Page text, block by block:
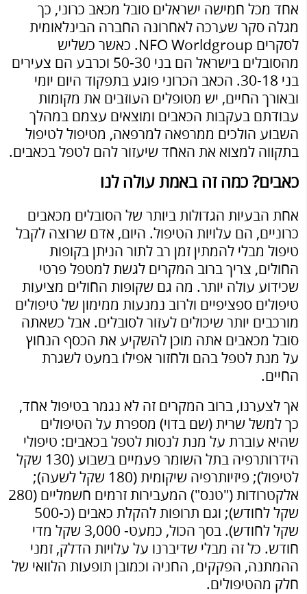
אחד מכל חמישה ישראלים סובל מכאב כרוני, כך
מגלה סקר שערכה לאחרונה החברה הבינלאומית
לסקרים NFO Worldgroup. כאשר כשליש
מהסובלים בישראל הם בני 50-30 וכרבע הם צעירים
בני 30-18. הכאב הכרוני פוגע בתפקוד היום יומי
ובאורך החיים, יש מטופלים העוזבים את מקומות
עבודתם בעקבות הכאבים ומוצאים עצמם במהלך
השבוע הולכים ממרפאה למרפאה, מטיפול לטיפול
בתקווה למצוא את האחד שיעזור להם לטפל בכאבים.
כאבים? כמה זה באמת עולה לנו
אחת הבעיות הגדולות ביותר של הסובלים מכאבים
כרוניים, הם עלויות הטיפול. היום, אדם שרוצה לקבל
טיפול מבלי להמתין זמן רב לתור הניתן בקופות
החולים, צריך ברוב המקרים לגשת למטפל פרטי
שכידוע עולה יותר. מה גם שקופות החולים מציעות
טיפולים ספציפיים ולרוב נמנעות ממימון של טיפולים
מורכבים יותר שיכולים לעזור לסובלים. אבל כשאתה
סובל מכאבים אתה מוכן להשקיע את הכסף הנחוץ
על מנת לטפל בהם ולחזור אפילו במעט לשגרת
החיים.
אך לצערנו, ברוב המקרים זה לא נגמר בטיפול אחד,
כך למשל שרית (שם בדוי) מספרת על הטיפולים
שהיא עוברת על מנת לנסות לטפל בכאבים: טיפולי
הידרותרפיה בתל השומר פעמיים בשבוע (130 שקל
לטיפול); פיזיותרפיה שיקומית (180 שקל לשעה);
אלקטרודות ("טנס") המעבירות זרמים חשמליים (280
שקל לחודש); וגם תרופות להקלת כאבים (כ-500
שקל לחודש). בסך הכול, כמעט- 3,000 שקל מדי
חודש. כל זה מבלי שדיברנו על עלויות הדלק, זמני
ההמתנה, הפקקים, החניה וכמובן תופעות הלוואי של
חלק מהטיפולים.